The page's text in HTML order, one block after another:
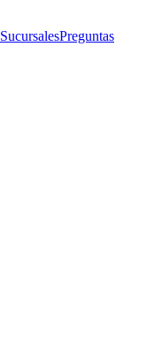
SucursalesPreguntas